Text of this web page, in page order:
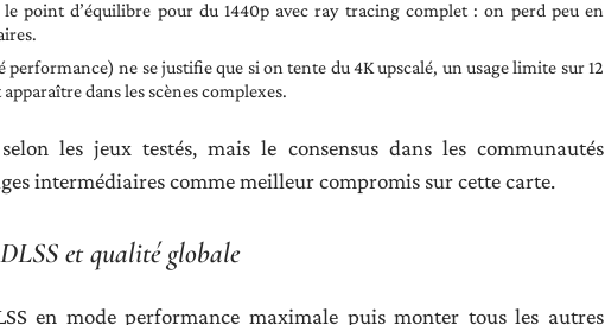
point d’équilibre pour du 1440p avec ray tracing complet : on perd peu en
ne se justifie que si on tente du 4K upscalé, un usage limite sur 12
dans les scènes complexes.
les jeux testés, mais le consensus dans les communautés
intermédiaires comme meilleur compromis sur cette carte.
et qualité globale
en mode performance maximale puis monter tous les autres